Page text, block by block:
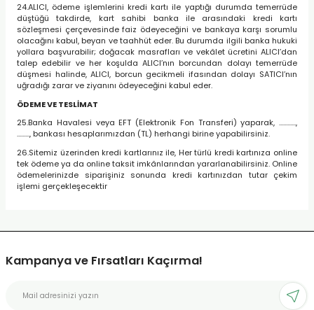
24.ALICI, ödeme işlemlerini kredi kartı ile yaptığı durumda temerrüde
düştüğü takdirde, kart sahibi banka ile arasındaki kredi kartı
sözleşmesi çerçevesinde faiz ödeyeceğini ve bankaya karşı sorumlu
olacağını kabul, beyan ve taahhüt eder. Bu durumda ilgili banka hukuki
yollara başvurabilir; doğacak masrafları ve vekâlet ücretini ALICI’dan
talep edebilir ve her koşulda ALICI’nın borcundan dolayı temerrüde
düşmesi halinde, ALICI, borcun gecikmeli ifasından dolayı SATICI’nın
uğradığı zarar ve ziyanını ödeyeceğini kabul eder.
ÖDEME VE TESLİMAT
25.Banka Havalesi veya EFT (Elektronik Fon Transferi) yaparak, ............,
........., bankası hesaplarımızdan (TL) herhangi birine yapabilirsiniz.
26.Sitemiz üzerinden kredi kartlarınız ile, Her türlü kredi kartınıza online
tek ödeme ya da online taksit imkânlarından yararlanabilirsiniz. Online
ödemelerinizde siparişiniz sonunda kredi kartınızdan tutar çekim
işlemi gerçekleşecektir
Kampanya ve Fırsatları Kaçırma!